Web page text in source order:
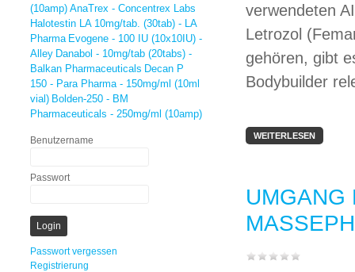
verwendeten
Letrozol
gehören, gibt
Bodybuilder
WEITERLESEN
UMGANG
(10amp) AnaTrex - Concentrex Labs
Halotestin LA 10mg/tab. (30tab) - LA
Pharma Evogene - 100 IU (10x10IU) -
Alley Danabol - 10mg/tab (20tabs) -
Balkan Pharmaceuticals Decan P
150 - Para Pharma - 150mg/ml (10ml
vial) Bolden-250 - BM
Pharmaceuticals - 250mg/ml (10amp)
Benutzername
Passwort
Passwort vergessen
Registrierung